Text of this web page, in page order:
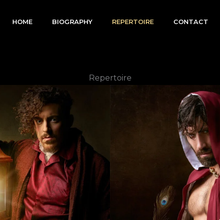
HOME BIOGRAPHY REPERTOIRE CONTACT
Repertoire